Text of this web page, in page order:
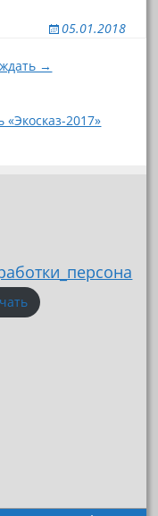
05.01.2018
→
2017»